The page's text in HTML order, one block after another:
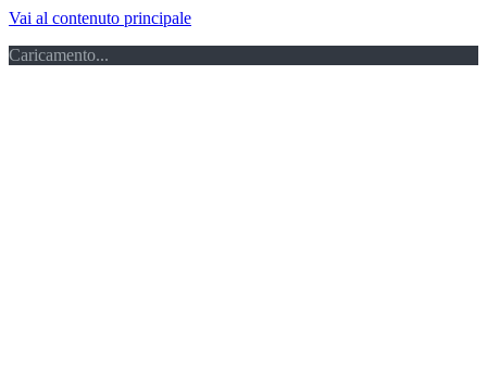
Vai al contenuto principale
Caricamento...